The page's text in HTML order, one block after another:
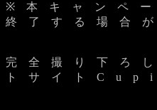
※ 本 キ ャ ン ペ
終 了 す る 場 合
完 全 撮 り 下 ろ
ト サ イ ト C u p